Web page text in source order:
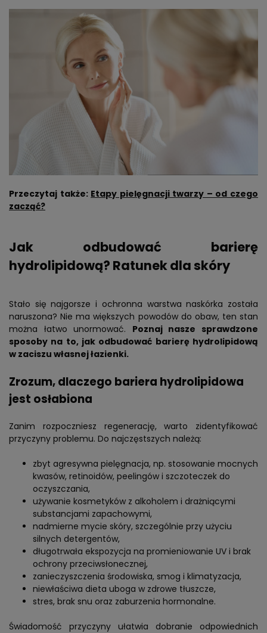
Przeczytaj także: Etapy pielęgnacji twarzy – od czego
zacząć?
Jak odbudować barierę
hydrolipidową? Ratunek dla skóry
Stało się najgorsze i ochronna warstwa naskórka została
naruszona? Nie ma większych powodów do obaw, ten stan
można łatwo unormować. Poznaj nasze sprawdzone
sposoby na to, jak odbudować barierę hydrolipidową
w zaciszu własnej łazienki.
Zrozum, dlaczego bariera hydrolipidowa
jest osłabiona
Zanim rozpoczniesz regenerację, warto zidentyfikować
przyczyny problemu. Do najczęstszych należą:
zbyt agresywna pielęgnacja, np. stosowanie mocnych
kwasów, retinoidów, peelingów i szczoteczek do
oczyszczania,
używanie kosmetyków z alkoholem i drażniącymi
substancjami zapachowymi,
nadmierne mycie skóry, szczególnie przy użyciu
silnych detergentów,
długotrwała ekspozycja na promieniowanie UV i brak
ochrony przeciwsłonecznej,
zanieczyszczenia środowiska, smog i klimatyzacja,
niewłaściwa dieta uboga w zdrowe tłuszcze,
stres, brak snu oraz zaburzenia hormonalne.
Świadomość przyczyny ułatwia dobranie odpowiednich